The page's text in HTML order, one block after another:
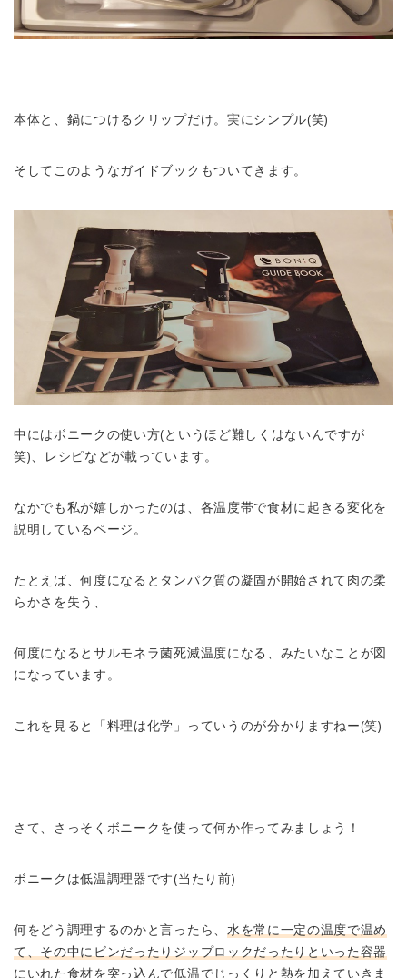
本体と、鍋につけるクリップだけ。実にシンプル(笑)
そしてこのようなガイドブックもついてきます。
中にはボニークの使い方(というほど難しくはないんですが
笑)、レシピなどが載っています。
なかでも私が嬉しかったのは、各温度帯で食材に起きる変化を
説明しているページ。
たとえば、何度になるとタンパク質の凝固が開始されて肉の柔
らかさを失う、
何度になるとサルモネラ菌死滅温度になる、みたいなことが図
になっています。
これを見ると「料理は化学」っていうのが分かりますねー(笑)
さて、さっそくボニークを使って何か作ってみましょう！
ボニークは低温調理器です(当たり前)
何をどう調理するのかと言ったら、 水を常に一定の温度で温め
て、その中にビンだったりジップロックだったりといった容器
にいれた食材を突っ込んで低温でじっくりと熱を加えていきま